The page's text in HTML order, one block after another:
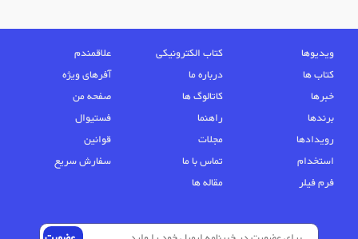
ویدیوها کتاب الکترونیکی
علاقمندم
کتاب ها
درباره ما
آفرهای ویژه
خبرها
کاتالوگ ها
صفحه من
برندها
راهنما
فستیوال
رویدادها
مجلات
قوانین
استخدام
تماس با ما
سفارش سریع
فرم فیلر
مقاله ها